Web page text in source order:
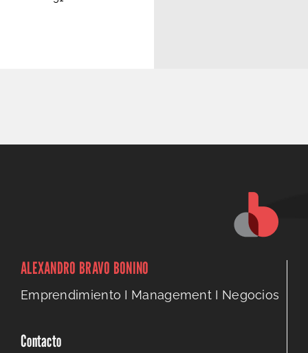
ALEXANDRO BRAVO BONINO
Emprendimiento I Management I Negocios
Contacto